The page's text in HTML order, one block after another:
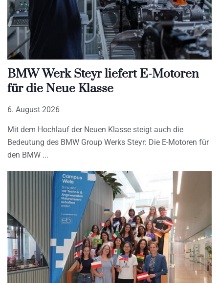
BMW Werk Steyr liefert E-Motoren
für die Neue Klasse
6. August 2026
Mit dem Hochlauf der Neuen Klasse steigt auch die
Bedeutung des BMW Group Werks Steyr: Die E-Motoren für
den BMW